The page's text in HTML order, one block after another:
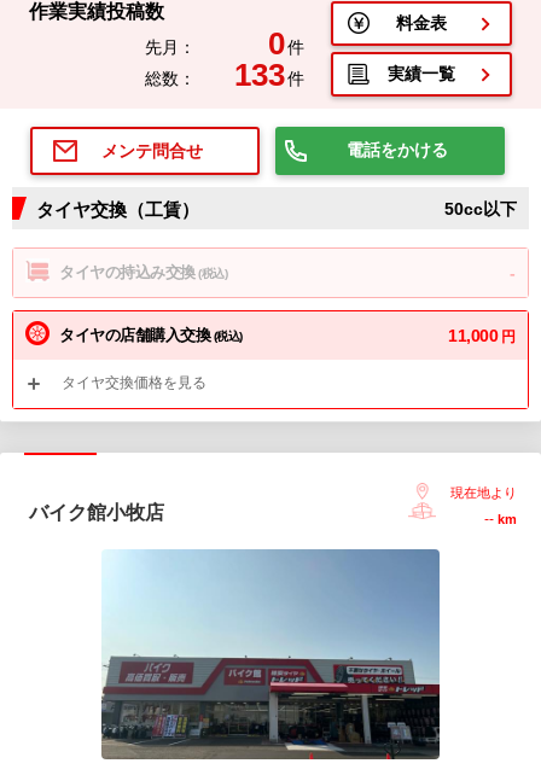
作業実績投稿数
先月： 0件
総数：
133件
料金表
実績一覧
メンテ問合せ 電話をかける
タイヤ交換（工賃） 50cc以下
タイヤの持込み交換(税込) -
タイヤの店舗購入交換(税込) 11,000 円
タイヤ交換価格を見る
バイク館小牧店
現在地より
-- km